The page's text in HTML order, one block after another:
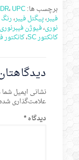
برچسب ها: ،UPC
فیبر،پیگتل فیبر،رنگ
نوری،فیوژن
کانکتور SC ،کانکتور
نشانی ایمیل
علامت‌گذاری
دیدگاه*